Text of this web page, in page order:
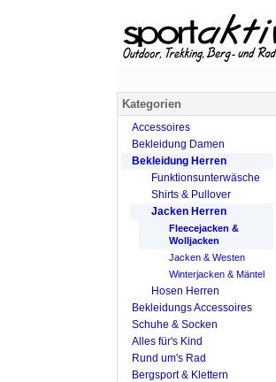
Kategorien
Accessoires
Bekleidung Damen
Bekleidung Herren
Funktionsunterwäsche
Shirts & Pullover
Jacken Herren
Fleecejacken &
Wolljacken
Jacken & Westen
Winterjacken & Mäntel
Hosen Herren
Bekleidungs Accessoires
Schuhe & Socken
Alles für's Kind
Rund um's Rad
Bergsport & Klettern